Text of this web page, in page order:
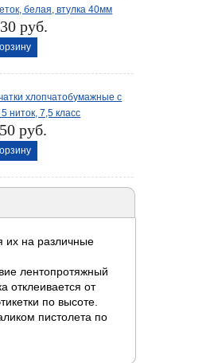
белая, втулка 40мм
руб.
хлопчатобумажные с
ниток, 7,5 класс
руб.
их на различные
лентопротяжный
отклеивается от
по высоте.
пистолета по